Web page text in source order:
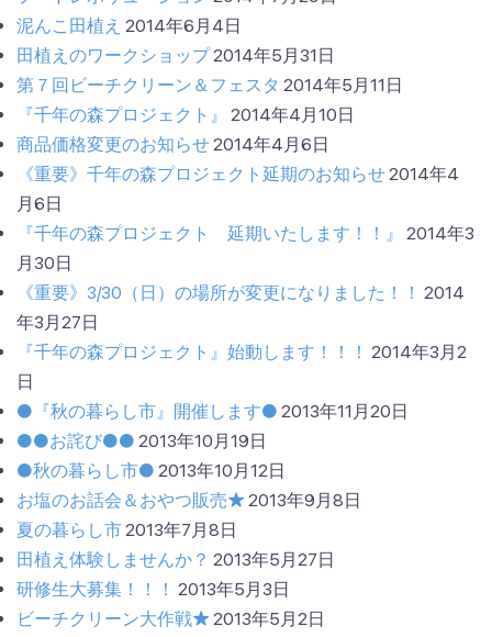
泥んこ田植え 2014年6月4日
田植えのワークショップ2014年5月31日
第７回ビーチクリーン＆フェスタ 2014年5月11日
『千年の森プロジェクト』
2014年4月10日
商品価格変更のお知らせ2014年4月6日
《重要》千年の森プロジェクト延期のお知らせ2014年4
月6日
『千年の森プロジェクト 延期いたします！！』
2014年3
月30日
《重要》3/30（日）の場所が変更になりました！！ 2014
年3月27日
『千年の森プロジェクト』始動します！！！ 2014年3月2
日
●『秋の暮らし市』開催します● 2013年11月20日
●●お詫び●● 2013年10月19日
●秋の暮らし市● 2013年10月12日
お塩のお話会＆おやつ販売★ 2013年9月8日
夏の暮らし市2013年7月8日
田植え体験しませんか？ 2013年5月27日
研修生大募集！！！ 2013年5月3日
ビーチクリーン大作戦★ 2013年5月2日